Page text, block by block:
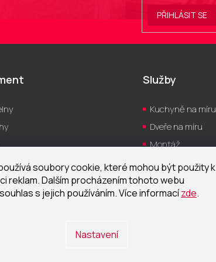
soubory cookie, které mohou být použity k
reklam. Dalším procházením tohoto webu
s jejich používáním. Více informacízde.
Nastavení
PŘIHLÁSIT SE
Služby
Kuchyně na míru
Dveře na míru
Montáž
Servis
Návrh vizualizací
Realizace